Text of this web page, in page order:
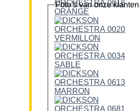
Foto’s van onze klanten